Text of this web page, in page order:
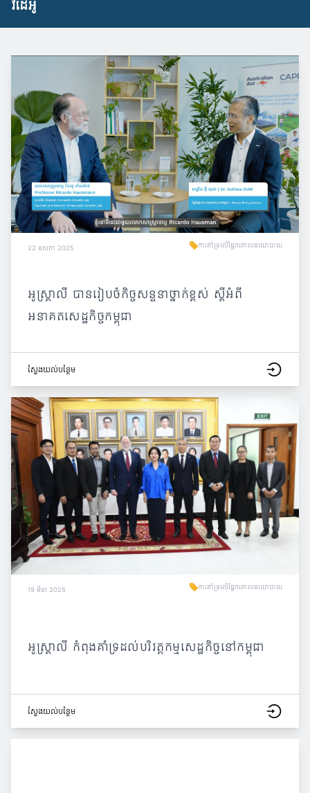
វីដេអូ
22 ឧសភា 2025 ការគាំទ្រលើផ្នែកគោលនយោបាយ
អូស្ត្រាលី បានរៀបចំកិច្ចសន្ទនាថ្នាក់ខ្ពស់ ស្ដីអំពី
អនាគតសេដ្ឋកិច្ចកម្ពុជា
ស្វែង​យល់​បន្ថែម
19 មីនា 2025 ការគាំទ្រលើផ្នែកគោលនយោបាយ
អូស្ត្រាលី កំពុងគាំទ្រដល់បរិវត្តកម្មសេដ្ឋកិច្ចនៅកម្ពុជា
ស្វែង​យល់​បន្ថែម